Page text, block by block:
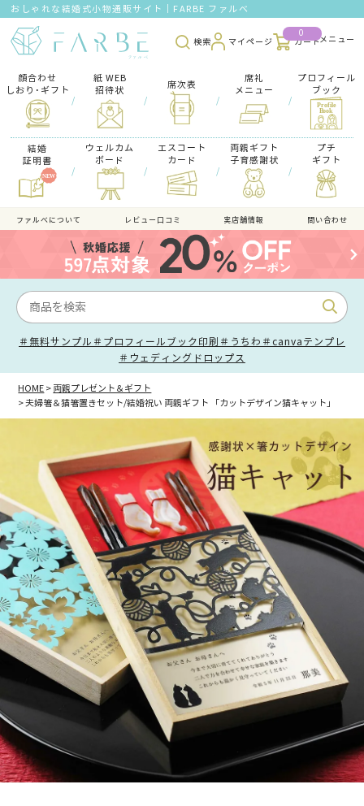
おしゃれな結婚式小物通販サイト｜FARBE ファルベ
検索 マイページ
0
カート
顔合わせ
しおり･ギフト
/
紙 WEB
招待状
/
席次表
/
席礼
メニュー
/
プロフィール
ブック
結婚
証明書
/
ウェルカム
ボード
/
エスコート
カード
/
両親ギフト
子育感謝状
/
プチ
ギフト
ファルべについて レビュー口コミ 実店舗情報 問い合わせ
＃無料サンプル ＃プロフィールブック印刷 ＃うちわ ＃canvaテンプレ
＃ウェディングドロップス
HOME
両親プレゼント＆ギフト
夫婦箸＆猫箸置きセット/結婚祝い 両親ギフト 「カットデザイン猫キャット」